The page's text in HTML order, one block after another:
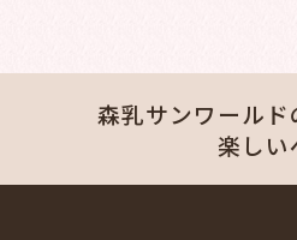
森乳サンワール
楽しい